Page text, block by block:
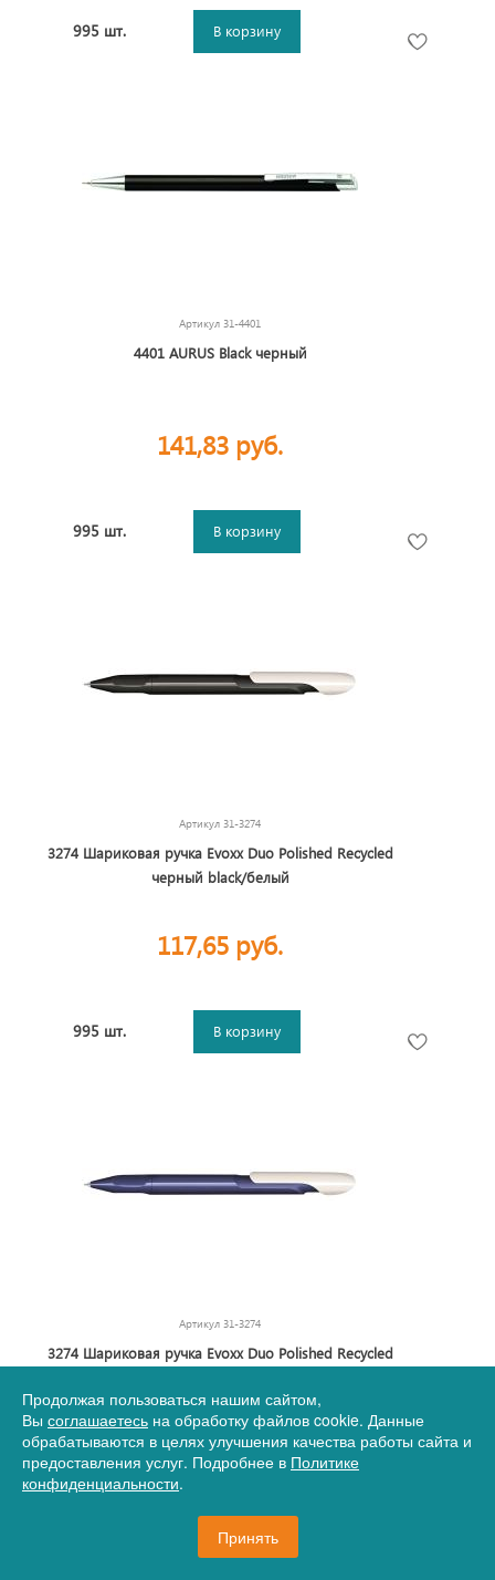
995 шт. В корзину
Артикул 31-4401
4401 AURUS Black черный
141,83 руб.
995 шт. В корзину
Артикул 31-3274
3274 Шариковая ручка Evoxx Duo Polished Recycled
черный black/белый
117,65 руб.
995 шт. В корзину
Артикул 31-3274
3274 Шариковая ручка Evoxx Duo Polished Recycled
117,65 руб.
В корзину
Продолжая пользоваться нашим сайтом,
Вы соглашаетесь на обработку файлов cookie. Данные
обрабатываются в целях улучшения качества работы сайта и
предоставления услуг. Подробнее в Политике
конфиденциальности.
Принять